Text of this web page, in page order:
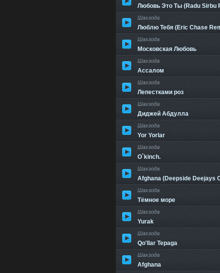
Любовь Это Ты (Radu Sirbu
Шахзода
Люблю Тебя (Eric Chase
Шахзода
Московская Любовь
Шахзода
Ассалом
Шахзода
Лепестками роз
Шахзода
Диджей Абдулла
Шахзода
Yor Yorlar
Шахзода
O`kinch.
Шахзода
Afghana (Deepside Deejays
Шахзода
Тёмное море
Шахзода
Yurak
Шахзода
Qo'llar Tepaga
Шахзода
Afghana